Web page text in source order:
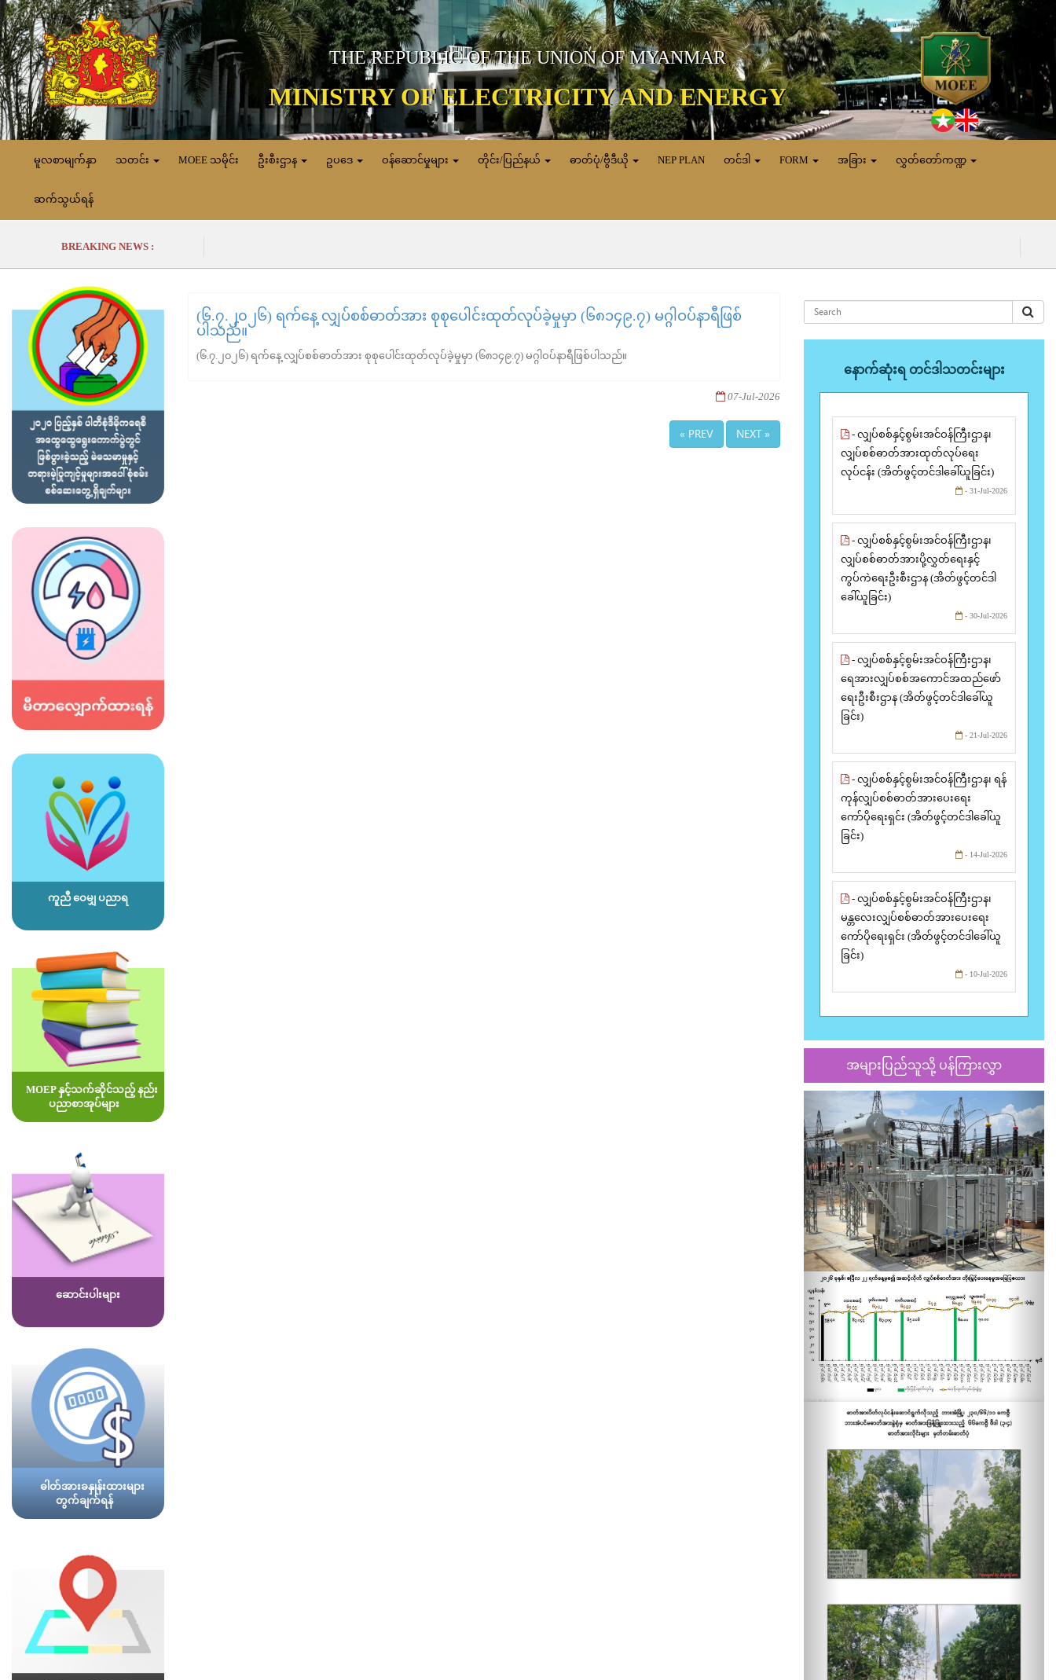
THE REPUBLIC OF THE UNION OF MYANMAR
MINISTRY OF ELECTRICITY AND ENERGY
မူလစာမျက်နှာ သတင်း MOEE သမိုင်း ဦးစီးဌာန ဥပဒေ ဝန်ဆောင်မှုများ တိုင်း/ပြည်နယ် ဓာတ်ပုံ/ဗွီဒီယို NEP PLAN တင်ဒါ FORM အခြား လွှတ်တော်ကဏ္ဍ
ဆက်သွယ်ရန်
BREAKING NEWS :
ကူညီ ဝေမျှ ပညာရ
MOEP နှင့်သက်ဆိုင်သည့် နည်း
ပညာစာအုပ်များ
ဆောင်းပါးများ
ဓါတ်အားခနှုန်းထားများ
တွက်ချက်ရန်
(၆.၇.၂၀၂၆) ရက်နေ့ လျှပ်စစ်ဓာတ်အား စုစုပေါင်းထုတ်လုပ်ခဲ့မှုမှာ (၆၈၁၄၉.၇) မဂ္ဂါဝပ်နာရီဖြစ်
ပါသည်။
(၆.၇.၂၀၂၆) ရက်နေ့ လျှပ်စစ်ဓာတ်အား စုစုပေါင်းထုတ်လုပ်ခဲ့မှုမှာ (၆၈၁၄၉.၇) မဂ္ဂါဝပ်နာရီဖြစ်ပါသည်။
07-Jul-2026
« PREV NEXT »
နောက်ဆုံးရ တင်ဒါသတင်းများ
- လျှပ်စစ်နှင့်စွမ်းအင်ဝန်ကြီးဌာန၊
လျှပ်စစ်ဓာတ်အားထုတ်လုပ်ရေး
လုပ်ငန်း (အိတ်ဖွင့်တင်ဒါခေါ်ယူခြင်း)
- 31-Jul-2026
- လျှပ်စစ်နှင့်စွမ်းအင်ဝန်ကြီးဌာန၊
လျှပ်စစ်ဓာတ်အားပို့လွှတ်ရေးနှင့်
ကွပ်ကဲရေးဦးစီးဌာန (အိတ်ဖွင့်တင်ဒါ
ခေါ်ယူခြင်း)
- 30-Jul-2026
- လျှပ်စစ်နှင့်စွမ်းအင်ဝန်ကြီးဌာန၊
ရေအားလျှပ်စစ်အကောင်အထည်ဖော်
ရေးဦးစီးဌာန (အိတ်ဖွင့်တင်ဒါခေါ်ယူ
ခြင်း)
- 21-Jul-2026
- လျှပ်စစ်နှင့်စွမ်းအင်ဝန်ကြီးဌာန၊ ရန်
ကုန်လျှပ်စစ်ဓာတ်အားပေးရေး
ကော်ပိုရေးရှင်း (အိတ်ဖွင့်တင်ဒါခေါ်ယူ
ခြင်း)
- 14-Jul-2026
- လျှပ်စစ်နှင့်စွမ်းအင်ဝန်ကြီးဌာန၊
မန္တလေးလျှပ်စစ်ဓာတ်အားပေးရေး
ကော်ပိုရေးရှင်း (အိတ်ဖွင့်တင်ဒါခေါ်ယူ
ခြင်း)
- 10-Jul-2026
အများပြည်သူသို့ ပန်ကြားလွှာ
Previous Next